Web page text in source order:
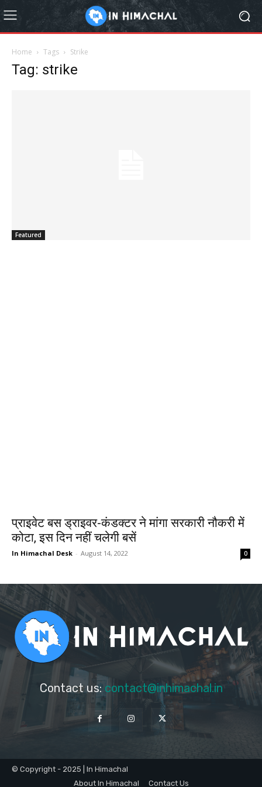
Home Tags Strike
Tag: strike
Featured
प्राइवेट बस ड्राइवर-कंडक्टर ने मांगा सरकारी नौकरी में
कोटा, इस दिन नहीं चलेगी बसें
In Himachal Desk - August 14, 2022 0
Contact us: contact@inhimachal.in
© Copyright - 2025 | In Himachal
About In Himachal
Contact Us